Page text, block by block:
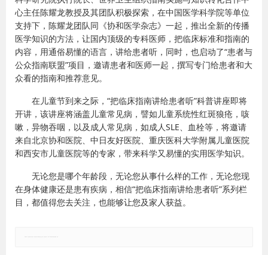
心主任陈耀龙教授及其团队积极探索，在中国医学科学院等单位
支持下，陈耀龙团队同《协和医学杂志》一起，推出全新的传播
医学知识的方法，让国内顶级的专科医师，把临床标准和指南的
内容，用通俗易懂的语言，讲给患者听，同时，也启动了“患者与
公众指南联盟”项目，邀请患者和医师一起，撰写专门给患者和大
众看的指南和推荐意见。
在儿童节到来之际，“把临床指南讲给患者听”科普讲座即将
开讲，该讲座将涵盖儿童常见病，譬如儿童系统性红斑狼疮，咳
嗽，异物吞咽，以及成人常见病，如成人SLE、血栓等，将邀请
来自北京协和医院、中日友好医院、重庆医科大学附属儿童医院
和西安市儿童医院等的专家，带来科学又易懂的实用医学知识。
无论您是哪个年龄段，无论您从事什么样的工作，无论您现
在身体健康还是患有疾病，相信“把临床指南讲给患者听”系列栏
目，都值得您去关注，也能够让您及家人获益。